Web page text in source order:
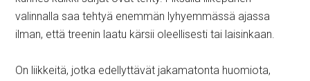
valinnalla saa tehtyä enemmän lyhyemmässä ajassa
ilman, että treenin laatu kärsii oleellisesti tai laisinkaan.
On liikkeitä, jotka edellyttävät jakamatonta huomiota,